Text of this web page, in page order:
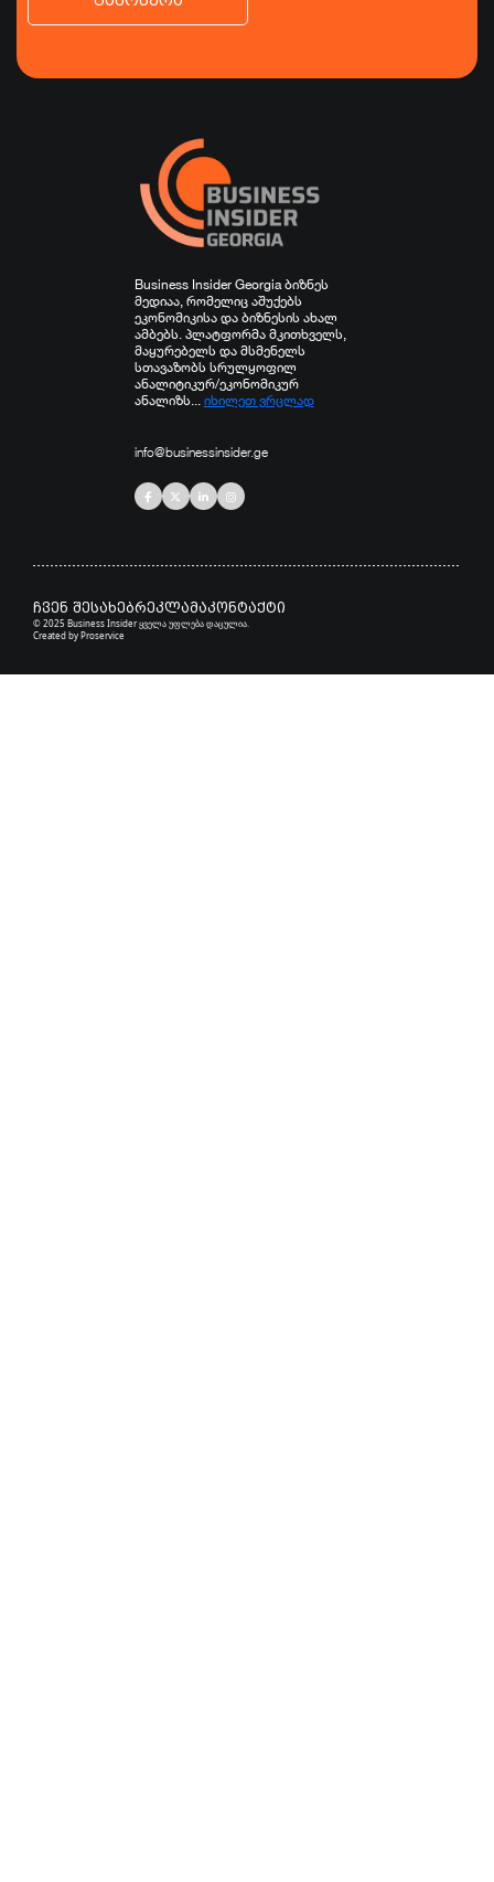
Business Insider Georgia ბიზნეს
მედიაა, რომელიც აშუქებს
ეკონომიკისა და ბიზნესის ახალ
ამბებს. პლატფორმა მკითხველს,
მაყურებელს და მსმენელს
სთავაზობს სრულყოფილ
ანალიტიკურ/ეკონომიკურ
ანალიზს... იხილეთ ვრცლად
info@businessinsider.ge
ჩვენ შესახებრეკლამაკონტაქტი
© 2025 Business Insider ყველა უფლება დაცულია.
Created byProservice